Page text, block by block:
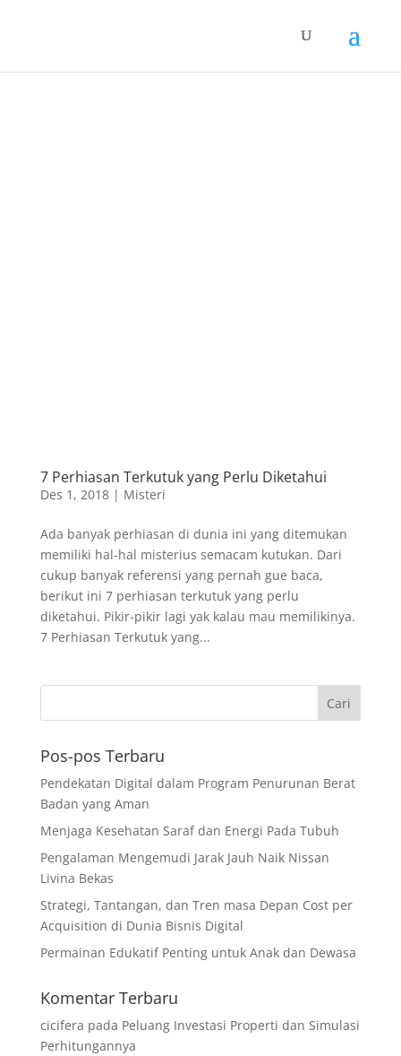
7 Perhiasan Terkutuk yang Perlu Diketahui
Des 1, 2018| Misteri
Ada banyak perhiasan di dunia ini yang ditemukan
memiliki hal-hal misterius semacam kutukan. Dari
cukup banyak referensi yang pernah gue baca,
berikut ini 7 perhiasan terkutuk yang perlu
diketahui. Pikir-pikir lagi yak kalau mau memilikinya.
7 Perhiasan Terkutuk yang...
Pos-pos Terbaru
Pendekatan Digital dalam Program Penurunan Berat
Badan yang Aman
Menjaga Kesehatan Saraf dan Energi Pada Tubuh
Pengalaman Mengemudi Jarak Jauh Naik Nissan
Livina Bekas
Strategi, Tantangan, dan Tren masa Depan Cost per
Acquisition di Dunia Bisnis Digital
Permainan Edukatif Penting untuk Anak dan Dewasa
Komentar Terbaru
cicifera pada Peluang Investasi Properti dan Simulasi
Perhitungannya